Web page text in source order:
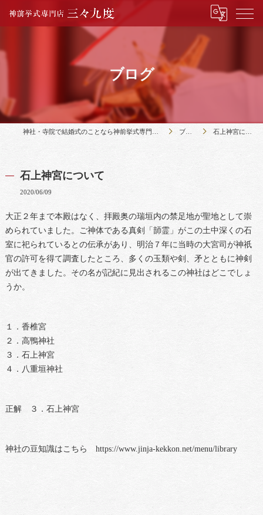
ブログ
ブログ 石上神宮について
石上神宮について
2020/06/09
大正２年まで本殿はなく、拝殿奥の瑞垣内の禁足地が聖地として崇
められていました。ご神体である真剣「韴霊」がこの土中深くの石
室に祀られているとの伝承があり、明治７年に当時の大宮司が神祇
官の許可を得て調査したところ、多くの玉類や剣、矛とともに神剣
が出てきました。その名が記紀に見出されるこの神社はどこでしょ
うか。
１．香椎宮
２．高鴨神社
３．石上神宮
４．八重垣神社
正解 ３．石上神宮
神社の豆知識はこちら https://www.jinja-kekkon.net/menu/library